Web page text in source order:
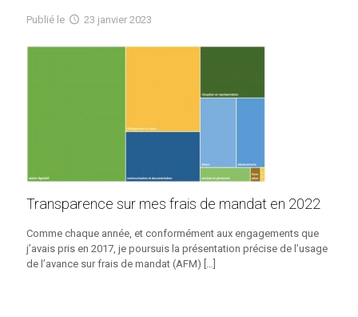
Publié le 23 janvier 2023
Transparence sur mes frais de mandat en 2022
Comme chaque année, et conformément aux engagements que
j’avais pris en 2017, je poursuis la présentation précise de l’usage
de l’avance sur frais de mandat (AFM) […]